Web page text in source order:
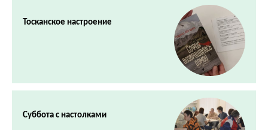
Тосканское настроение
Суббота с настолками